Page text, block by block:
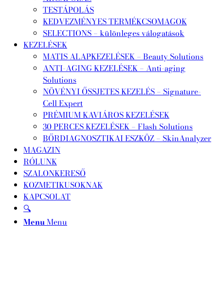
TESTÁPOLÁS
KEDVEZMÉNYES TERMÉKCSOMAGOK
SELECTIONS – különleges válogatások
KEZELÉSEK
MATIS ALAPKEZELÉSEK – Beauty Solutions
ANTI-AGING KEZELÉSEK – Anti-aging
Solutions
NÖVÉNYI ŐSSJETES KEZELÉS – Signature-
Cell Expert
PRÉMIUM KAVIÁROS KEZELÉSEK
30 PERCES KEZELÉSEK – Flash Solutions
BŐRDIAGNOSZTIKAI ESZKÖZ – SkinAnalyzer
MAGAZIN
RÓLUNK
SZALONKERESŐ
KOZMETIKUSOKNAK
KAPCSOLAT
🔍
MenuMenu